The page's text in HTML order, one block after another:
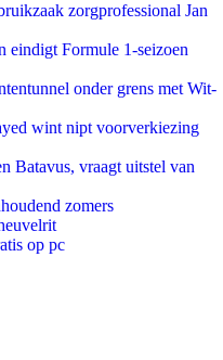
zorgprofessional Jan
eindigt Formule 1-seizoen
onder grens met Wit-
wint nipt voorverkiezing
Batavus, vraagt uitstel van
zomers
op pc